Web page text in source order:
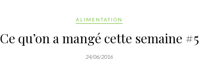
ALIMENTATION
Ce qu’on a mangé cette semaine #5
24/06/2016